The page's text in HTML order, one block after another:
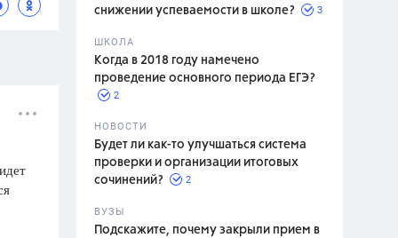
снижении успеваемости в школе?
3
ШКОЛА
Когда в 2018 году намечено
проведение основного периода ЕГЭ?
2
НОВОСТИ
Будет ли как-то улучшаться система
проверки и организации итоговых
сочинений?
2
ВУЗЫ
Подскажите, почему закрыли прием в